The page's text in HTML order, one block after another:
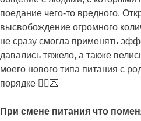
поедание чего-то вредного.
высвобождение огромного
не сразу смогла применять
давались тяжело, а также
моего нового типа питания с
порядке 🙂‍↔️💌
При смене питания что